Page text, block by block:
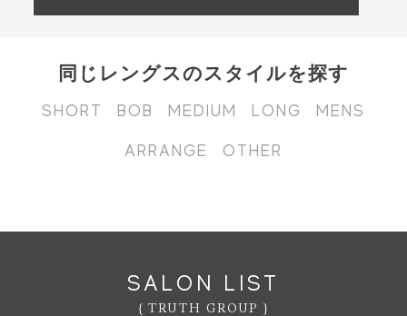
同じレングスのスタイルを探す
SHORT BOB MEDIUM LONG MENS
ARRANGE OTHER
SALON LIST
{ TRUTH GROUP }